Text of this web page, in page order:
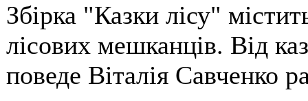
Збірка "Казки лісу"
лісових мешканців. Від
поведе Віталія Савченко